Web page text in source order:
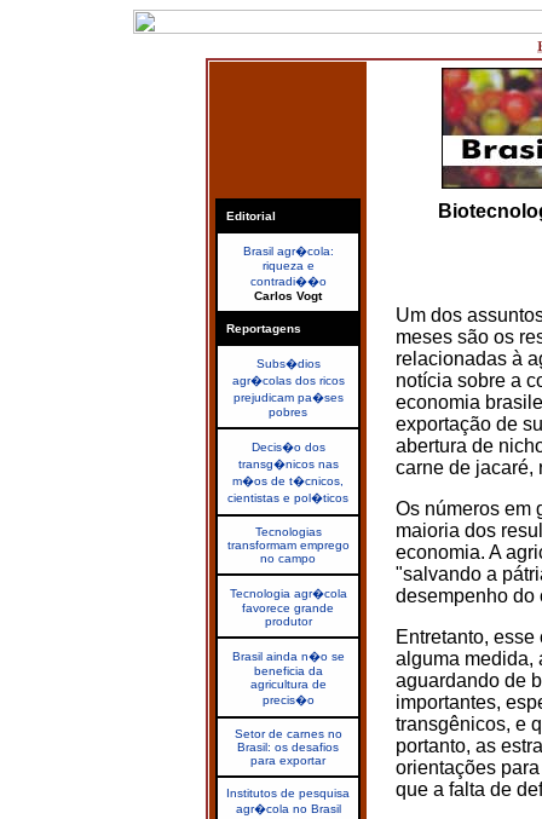
Editorial
Brasil agr�cola:
riqueza e
contradi��o
Carlos Vogt
Reportagens
Subs�dios
agr�colas dos ricos
prejudicam pa�ses
pobres
Decis�o dos
transg�nicos nas
m�os de t�cnicos,
cientistas e pol�ticos
Tecnologias
transformam emprego
no campo
Tecnologia agr�cola
favorece grande
produtor
Brasil ainda n�o se
beneficia da
agricultura de
precis�o
Setor de carnes no
Brasil: os desafios
para exportar
Institutos de pesquisa
agr�cola no Brasil
Um dos
meses são os
relacionadas à
notícia sobre a
economia
exportação de
abertura de
carne de jacaré,
Os números em
maioria dos
economia. A
"salvando a
desempenho do
Entretanto,
alguma medida,
aguardando de
importantes,
transgênicos, e
portanto, as
orientações
que a falta de